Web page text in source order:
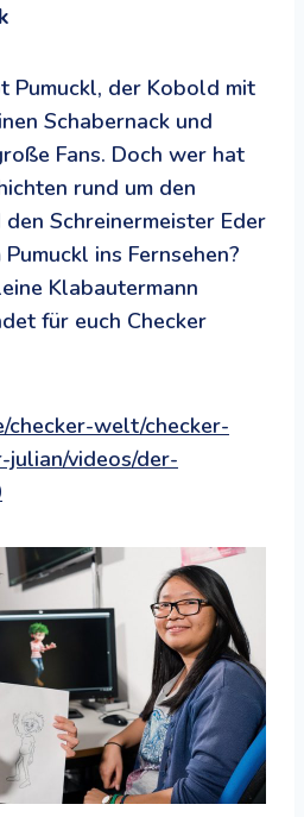
Pumuckl, der Kobold mit
Schabernack und
Fans. Doch wer hat
rund um den
Schreinermeister Eder
ins Fernsehen?
Klabautermann
für euch Checker
checker-welt/checker-
julian/videos/der-